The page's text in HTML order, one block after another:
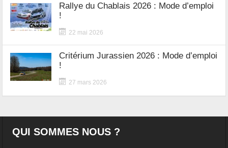
Rallye du Chablais 2026 : Mode d’emploi
!
22 mai 2026
Critérium Jurassien 2026 : Mode d’emploi
!
27 mars 2026
QUI SOMMES NOUS ?